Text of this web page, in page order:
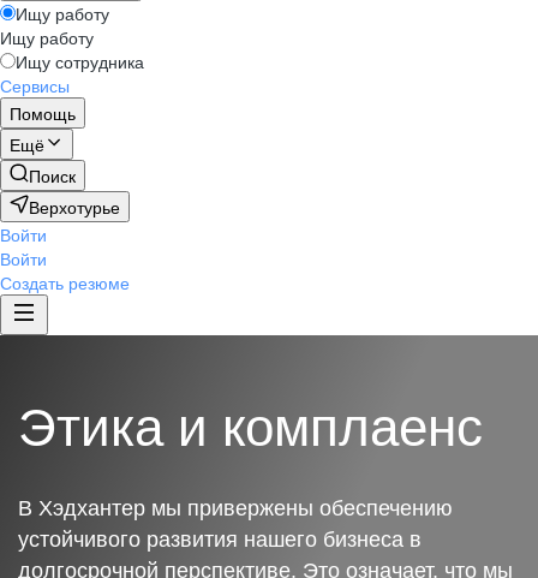
Ищу работу
Ищу работу
Ищу сотрудника
Сервисы
Помощь
Ещё
Поиск
Верхотурье
Войти
Войти
Создать резюме
Этика и комплаенс
В Хэдхантер мы привержены обеспечению
устойчивого развития нашего бизнеса в
долгосрочной перспективе. Это означает, что мы